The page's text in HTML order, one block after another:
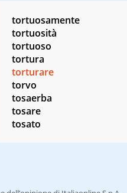
tortuosamente
tortuosità
tortuoso
tortura
torturare
torvo
tosaerba
tosare
tosato